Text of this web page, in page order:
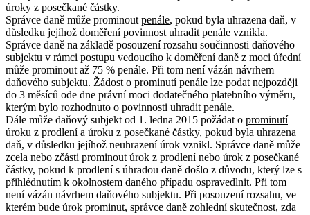
úroky z posečkané částky.
Správce daně může prominout penále, pokud byla uhrazena daň, v
důsledku jejíhož doměření povinnost uhradit penále vznikla.
Správce daně na základě posouzení rozsahu součinnosti daňového
subjektu v rámci postupu vedoucího k doměření daně z moci úřední
může prominout až 75 % penále. Při tom není vázán návrhem
daňového subjektu. Žádost o prominutí penále lze podat nejpozději
do 3 měsíců ode dne právní moci dodatečného platebního výměru,
kterým bylo rozhodnuto o povinnosti uhradit penále.
Dále může daňový subjekt od 1. ledna 2015 požádat o prominutí
úroku z prodlenía úroku z posečkané částky, pokud byla uhrazena
daň, v důsledku jejíhož neuhrazení úrok vznikl. Správce daně může
zcela nebo zčásti prominout úrok z prodlení nebo úrok z posečkané
částky, pokud k prodlení s úhradou daně došlo z důvodu, který lze s
přihlédnutím k okolnostem daného případu ospravedlnit. Při tom
není vázán návrhem daňového subjektu. Při posouzení rozsahu, ve
kterém bude úrok prominut, správce daně zohlední skutečnost, zda